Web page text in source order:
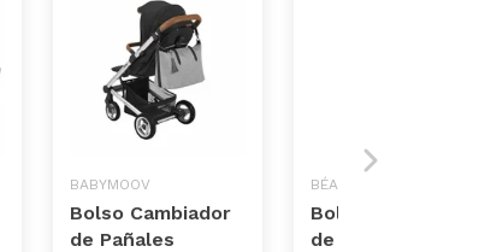
BABYMOOV
Bolso Cambiador
de Pañales
BÉABA
Bolso Cambiador
de Pañales Béaba